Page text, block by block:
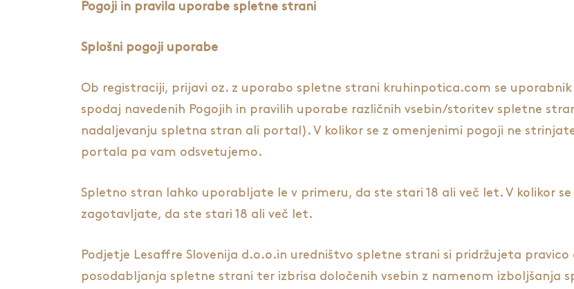
Pogoji in pravila uporabe spletne strani
Splošni pogoji uporabe
Ob registraciji, prijavi oz. z uporabo spletne strani kruhinpotica.com se uporabnik
spodaj navedenih Pogojih in pravilih uporabe različnih vsebin/storitev spletne
nadaljevanju spletna stran ali portal). V kolikor se z omenjenimi pogoji ne
portala pa vam odsvetujemo.
Spletno stran lahko uporabljate le v primeru, da ste stari 18 ali več let. V kolikor
zagotavljate, da ste stari 18 ali več let.
Podjetje Lesaffre Slovenija d.o.o.in uredništvo spletne strani si pridržujeta
posodabljanja spletne strani ter izbrisa določenih vsebin z namenom izboljšanja